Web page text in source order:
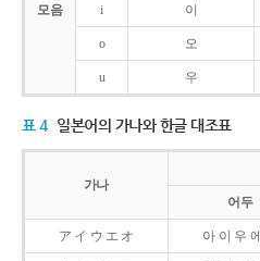
모음 i 이
o 오
u 우
표 4 일본어의 가나와 한글 대조표
가나
어두
ア イ ウ エ オ 아 이 우